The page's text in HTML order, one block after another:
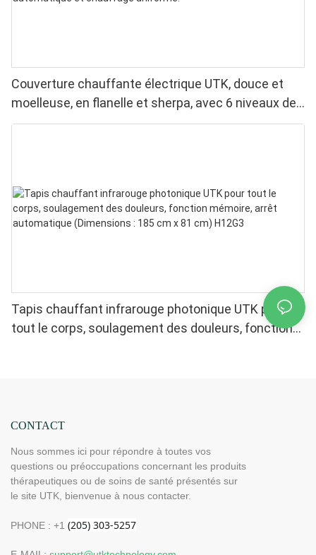
Couverture chauffante électrique UTK, douce et
moelleuse, en flanelle et sherpa, avec 6 niveaux de
chaleur, arrêt automatique et chauffage uniforme.
Tapis chauffant infrarouge photonique UTK pour
tout le corps, soulagement des douleurs, fonction
CONTACT
Nous sommes ici pour répondre à toutes vos
questions ou préoccupations concernant les produits
thérapeutiques ou de soins de santé présentés sur
le site UTK, bienvenue à nous contacter.
PHONE : +1